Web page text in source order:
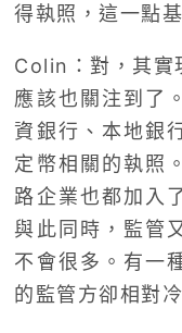
得執照，這一點
Colin：對，其實
應該也關注到了
資銀行、本地銀
定幣相關的執照
路企業也都加入
與此同時，監管
不會很多。有一
的監管方卻相對